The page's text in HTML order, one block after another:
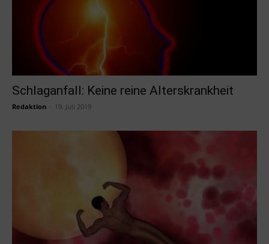
Schlaganfall: Keine reine Alterskrankheit
Redaktion 19. Juli 2019